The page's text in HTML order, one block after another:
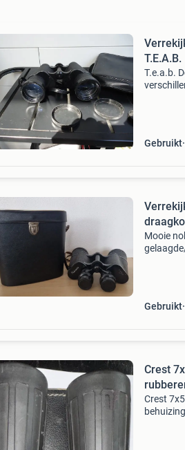
T.E.A.B.
T.e.a.b.
Gebruikt
Mooie
Gebruikt
Crest
Crest